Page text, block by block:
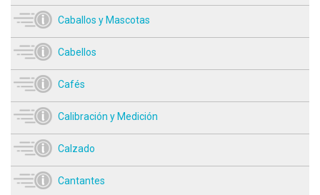
Caballos y Mascotas
Cabellos
Cafés
Calibración y Medición
Calzado
Cantantes